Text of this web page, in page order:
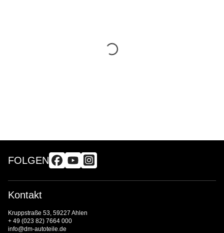
FOLGEN
Kontakt
Kruppstraße 53, 59227 Ahlen
+ 49 (023 82) 7664 000
info@dm-autoteile.de